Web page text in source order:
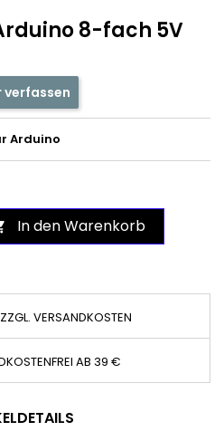
8-fach 5V
verfassen
Arduino
In den Warenkorb
VERSANDKOSTEN
AB 39 €